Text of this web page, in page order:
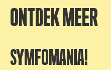
ONTDEK MEER
SYMFOMANIA!